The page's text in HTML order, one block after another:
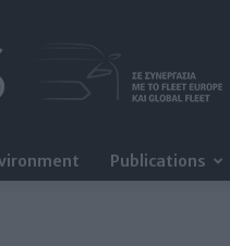
Publications